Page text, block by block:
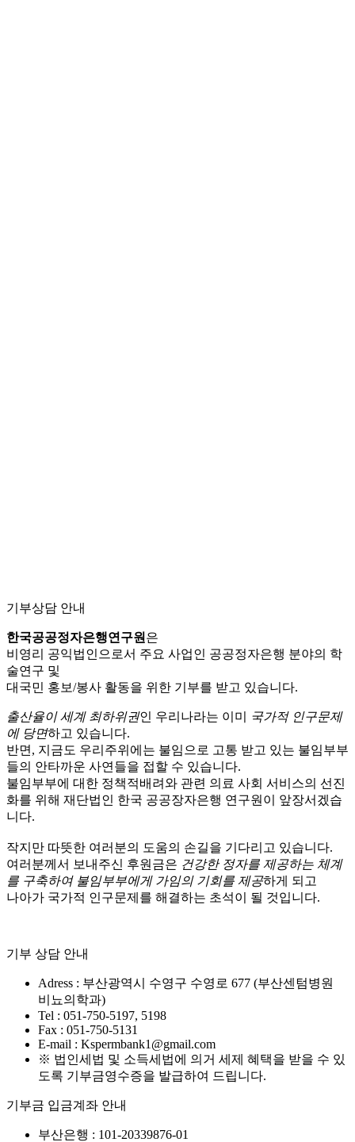
기부상담 안내
한국공공정자은행연구원 은
비영리 공익법인으로서 주요 사업인 공공정자은행 분야의 학
술연구 및
대국민 홍보/봉사 활동을 위한 기부를 받고 있습니다.
출산율이 세계 최하위권인 우리나라는 이미
국가적 인구문제
에 당면하고 있습니다.
반면, 지금도 우리주위에는 불임으로 고통 받고 있는 불임부부
들의 안타까운 사연들을 접할 수 있습니다.
불임부부에 대한 정책적배려와 관련 의료 사회 서비스의 선진
화를 위해 재단법인 한국 공공장자은행 연구원이 앞장서겠습
니다.
작지만 따뜻한 여러분의 도움의 손길을 기다리고 있습니다.
여러분께서 보내주신 후원금은 건강한 정자를 제공하는 체계
를 구축하여 불임부부에게 가임의 기회를 제공하게 되고
나아가 국가적 인구문제를 해결하는 초석이 될 것입니다.
기부 상담 안내
Adress : 부산광역시 수영구 수영로 677 (부산센텀병원
비뇨의학과)
Tel : 051-750-5197, 5198
Fax : 051-750-5131
E-mail : Kspermbank1@gmail.com
※ 법인세법 및 소득세법에 의거 세제 혜택을 받을 수 있
도록 기부금영수증을 발급하여 드립니다.
기부금 입금계좌 안내
부산은행 : 101-20339876-01